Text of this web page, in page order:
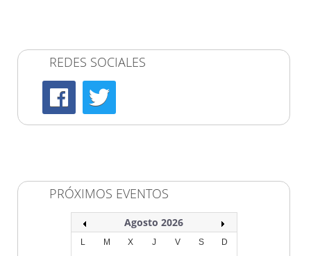
REDES SOCIALES
PRÓXIMOS EVENTOS
Agosto 2026
L M X J V S D